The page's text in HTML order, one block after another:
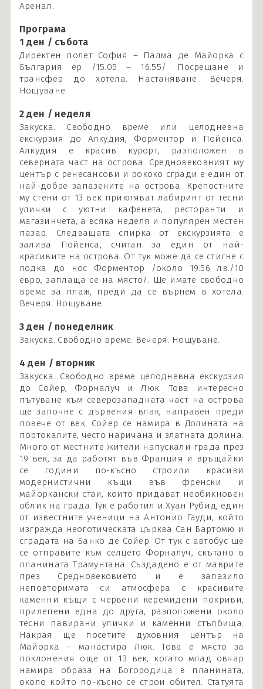
Аренал.
Програма
1 ден / събота
Директен полет София – Палма де Майорка с
България ер /15.05 – 16.55/. Посрещане и
трансфер до хотела. Настаняване. Вечеря.
Нощуване.
2 ден / неделя
Закуска. Свободно време или целодневна
екскурзия до Алкудия, Форментор и Пойенса.
Алкудия е красив курорт, разположен в
северната част на острова. Средновековният му
център с ренесансови и рококо сгради е един от
най-добре запазените на острова. Крепостните
му стени от 13 век приютяват лабиринт от тесни
улички с уютни кафенета, ресторанти и
магазинчета, а всяка неделя и популярен местен
пазар. Следващата спирка от екскурзията е
залива Пойенса, считан за един от най-
красивите на острова. От тук може да се стигне с
лодка до нос Форментор /около 19.56 лв./10
евро, заплаща се на място/. Ще имате свободно
време за плаж, преди да се върнем в хотела.
Вечеря. Нощуване.
3 ден / понеделник
Закуска. Свободно време. Вечеря. Нощуване.
4 ден / вторник
Закуска. Свободно време целодневна екскурзия
до Сойер, Форналуч и Люк. Това интересно
пътуване към северозападната част на острова
ще започне с дървения влак, направен преди
повече от век. Сойер се намира в Долината на
портокалите, често наричана и златната долина.
Много от местните жители напускали града през
19 век, за да работят във Франция и връщайки
се години по-късно строили красиви
модернистични къщи във френски и
майоркански стаи, които придават необикновен
облик на града. Тук е работил и Хуан Рубид, един
от известните ученици на Антонио Гауди, който
изгражда неоготическата църква Сан Бартомю и
сградата на Банко де Сойер. От тук с автобус ще
се отправите към селцето Форналуч, скътано в
планината Трамунтана. Създадено е от маврите
през Средновековието и е запазило
неповторимата си атмосфера с красивите
каменни къщи с червени керемидени покриви,
прилепени една до друга, разположени около
тесни павирани улички и каменни стълбища.
Накрая ще посетите духовния център на
Майорка – манастира Люк. Това е място за
поклонения още от 13 век, когато млад овчар
намира образа на Богородица в планината,
около който по-късно се строи обител. Статуята